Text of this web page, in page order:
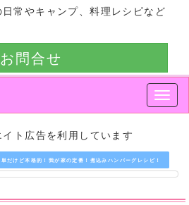
常やキャンプ、料理レシピなど
お問合せ
Nav
ト広告を利用しています
単だけど本格的！我が家の定番！煮込みハンバーグレシピ！